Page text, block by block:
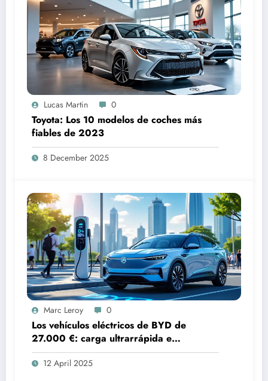
Lucas Martin 0
Toyota: Los 10 modelos de coches más
fiables de 2023
8 December 2025
Marc Leroy 0
Los vehículos eléctricos de BYD de
27.000 €: carga ultrarrápida e
innovación formidable
12 April 2025